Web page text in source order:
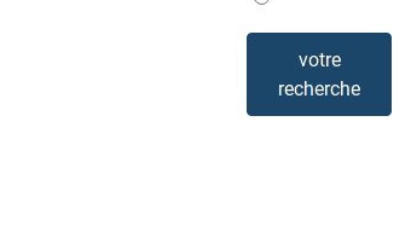
votre
recherche
de passe